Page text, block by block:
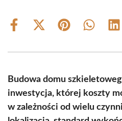
Share
Share
(Twitter)
Share Share
Budowa domu
inwestycja, której koszty
w zależności od wielu